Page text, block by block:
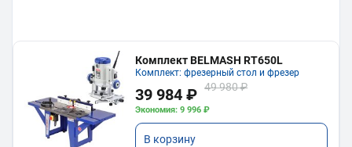
Комплект BELMASH RT650L
Комплект: фрезерный стол и фрезер
39 984 ₽ 49 980 ₽
Экономия: 9 996 ₽
В корзину